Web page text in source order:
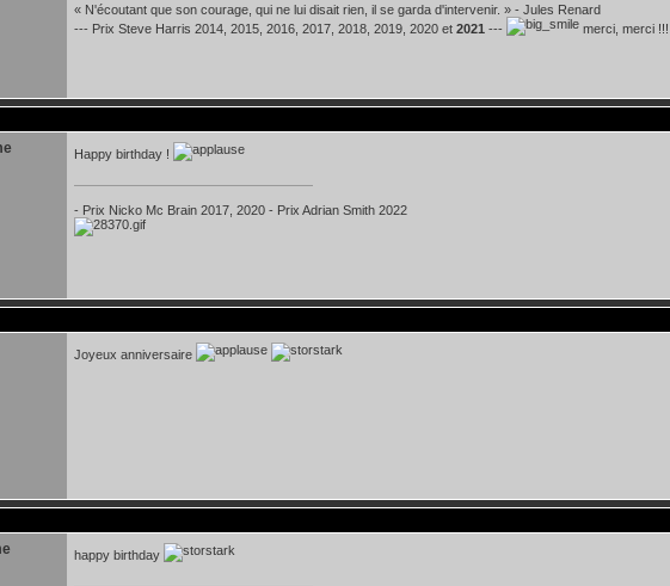
« N'écoutant que son courage, qui ne lui disait rien, il se garda d'intervenir. » - Jules Renard
--- Prix Steve Harris 2014, 2015, 2016, 2017, 2018, 2019, 2020 et 2021 --- merci, merci !!!
Happy birthday !
- Prix Nicko Mc Brain 2017, 2020 - Prix Adrian Smith 2022
Joyeux anniversaire
happy birthday